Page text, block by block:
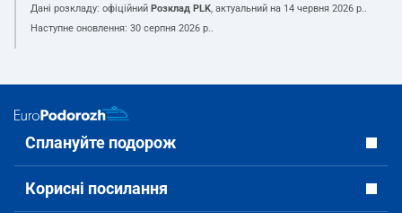
Дані розкладу: офіційний Розклад PLK, актуальний на 14 червня 2026 р..
Наступне оновлення: 30 серпня 2026 р..
Сплануйте подорож
Корисні посилання